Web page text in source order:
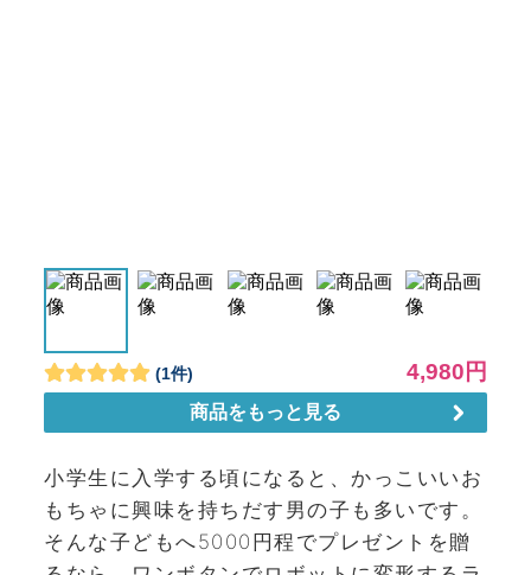
小学生に入学する頃になると、かっこいいお
もちゃに興味を持ちだす男の子も多いです。
そんな子どもへ5000円程でプレゼントを贈